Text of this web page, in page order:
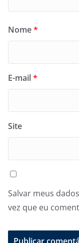
Nome*
E-mail*
Site
Salvar meus
vez que eu